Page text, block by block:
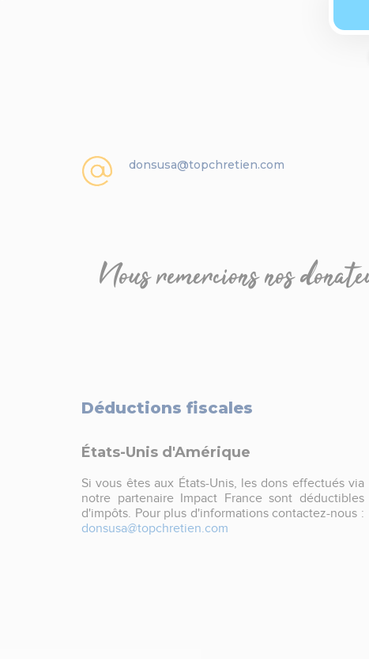
donsusa@topchretien.com
Nous remercions nos
Déductions fiscales
États-Unis d'Amérique
Si vous êtes aux États-Unis, les dons effectués via
notre partenaire Impact France sont déductibles
d'impôts. Pour plus d'informations contactez-nous :
donsusa@topchretien.com